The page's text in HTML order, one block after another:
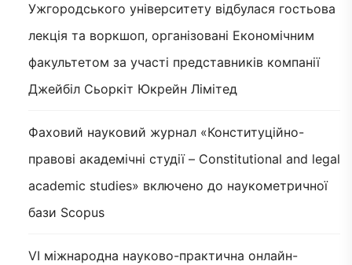
Ужгородського університету відбулася гостьова
лекція та воркшоп, організовані Економічним
факультетом за участі представників компанії
Джейбіл Сьоркіт Юкрейн Лімітед
Фаховий науковий журнал «Конституційно-
правові академічні студії – Constitutional and legal
academic studies» включено до наукометричної
бази Scopus
VI міжнародна науково-практична онлайн-